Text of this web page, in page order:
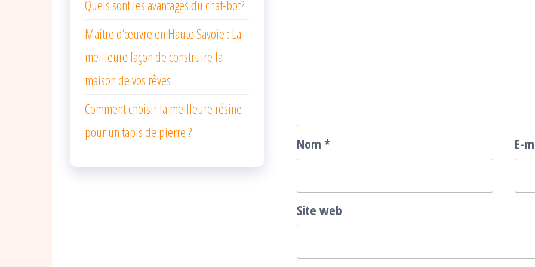
Nom * E-
Site web
Quels sont les avantages du chat-bot?
Maître d’œuvre en Haute Savoie : La
meilleure façon de construire la
maison de vos rêves
Comment choisir la meilleure résine
pour un tapis de pierre ?